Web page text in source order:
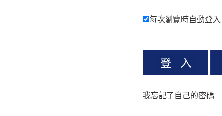
每次瀏覽時自動登入
我忘記了自己的密碼